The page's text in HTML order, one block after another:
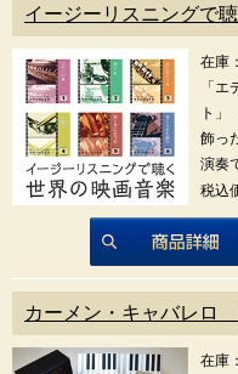
イージーリスニングで
在庫：
「
ト」
飾っ
演奏
税込
商品詳細
カーメン・キャバレロ
在庫：